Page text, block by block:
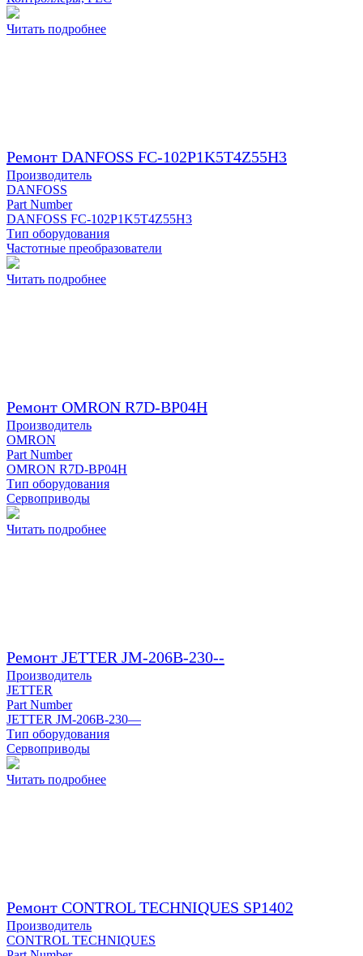
Читать подробнее
Ремонт DANFOSS FC-102P1K5T4Z55H3
Производитель
DANFOSS
Part Number
DANFOSS FC-102P1K5T4Z55H3
Тип оборудования
Частотные преобразователи
Читать подробнее
Ремонт OMRON R7D-BP04H
Производитель
OMRON
Part Number
OMRON R7D-BP04H
Тип оборудования
Сервоприводы
Читать подробнее
Ремонт JETTER JM-206B-230--
Производитель
JETTER
Part Number
JETTER JM-206B-230—
Тип оборудования
Сервоприводы
Читать подробнее
Ремонт CONTROL TECHNIQUES SP1402
Производитель
CONTROL TECHNIQUES